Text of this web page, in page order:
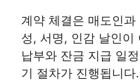
계약 체결은 매도인
성, 서명, 인감 날인이
납부와 잔금 지급 일
기 절차가 진행됩니